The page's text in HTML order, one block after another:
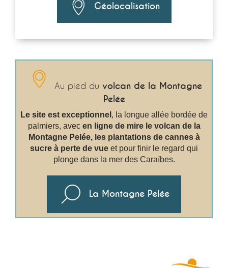
Géolocalisation
Au pied du volcan de la Montagne
Pelée
Le site est exceptionnel , la longue allée bordée de
palmiers, avec en ligne de mire le volcan de la
Montagne Pelée, les plantations de cannes à
sucre à perte de vue et pour finir le regard qui
plonge dans la mer des Caraïbes.
La Montagne Pelée